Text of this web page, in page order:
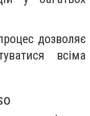
дозволяє
всіма